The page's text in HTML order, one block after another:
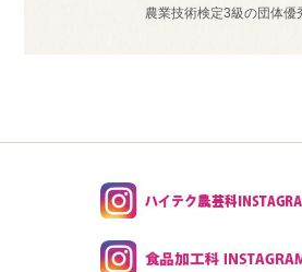
農業技術検定3級の団体優